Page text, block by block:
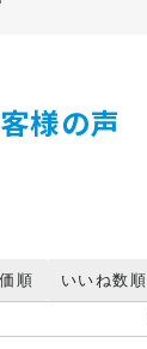
様の声
順 いいね数順